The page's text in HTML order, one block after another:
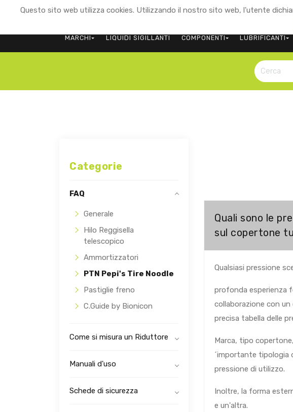
Questo sito web utilizza cookies. Utilizzando il nostro sito web, l'utente
+39
MARCHI LIQUIDI SIGILLANTI COMPONENTI LUBRIFICANTI
Quali sono le
sul copertone
Qualsiasi pressione
profonda esperienza
collaborazione con
precisa tabella delle
Marca, tipo
´importante tipologia
pressione di utilizzo.
Inoltre, la forma
e un'altra.
Categorie
FAQ
Generale
Hilo Reggisella
telescopico
Ammortizzatori
PTN Pepi's Tire Noodle
Pastiglie freno
C.Guide by Bionicon
Come si misura un Riduttore
Manuali d'uso
Schede di sicurezza